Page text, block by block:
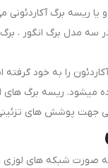
یا ریسه برگ
مدل برگ انگور ،
آکاردئون را به خود
ریسه برگ های
جهت پوشش های
صورت شبکه های